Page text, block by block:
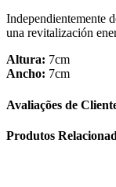
Independientemente
una revitalización
Altura: 7cm
Ancho: 7cm
Avaliações de
Produtos